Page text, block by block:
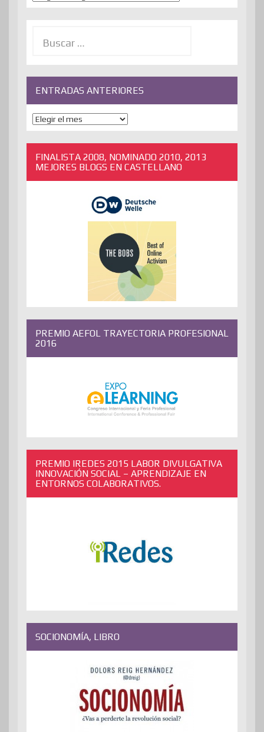
ENTRADAS ANTERIORES
ENTRADAS
ANTERIORES
FINALISTA 2008, NOMINADO 2010, 2013
MEJORES BLOGS EN CASTELLANO
PREMIO AEFOL TRAYECTORIA PROFESIONAL
2016
PREMIO IREDES 2015 LABOR DIVULGATIVA
INNOVACIÓN SOCIAL – APRENDIZAJE EN
ENTORNOS COLABORATIVOS.
SOCIONOMÍA, LIBRO